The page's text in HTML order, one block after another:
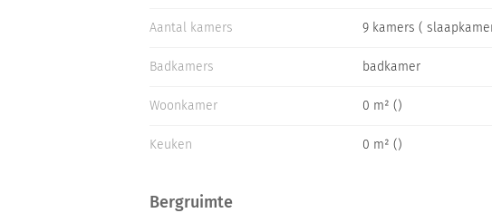
Aantal kamers 9 kamers (
Badkamers badkamer
Woonkamer 0 m² ()
Keuken 0 m² ()
Bergruimte